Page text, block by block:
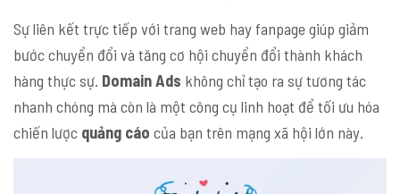
Sự liên kết trực tiếp với trang web hay fanpage giúp giảm
bước chuyển đổi và tăng cơ hội chuyển đổi thành khách
hàng thực sự. Domain Ads không chỉ tạo ra sự tương tác
nhanh chóng mà còn là một công cụ linh hoạt để tối ưu hóa
chiến lược quảng cáo của bạn trên mạng xã hội lớn này.